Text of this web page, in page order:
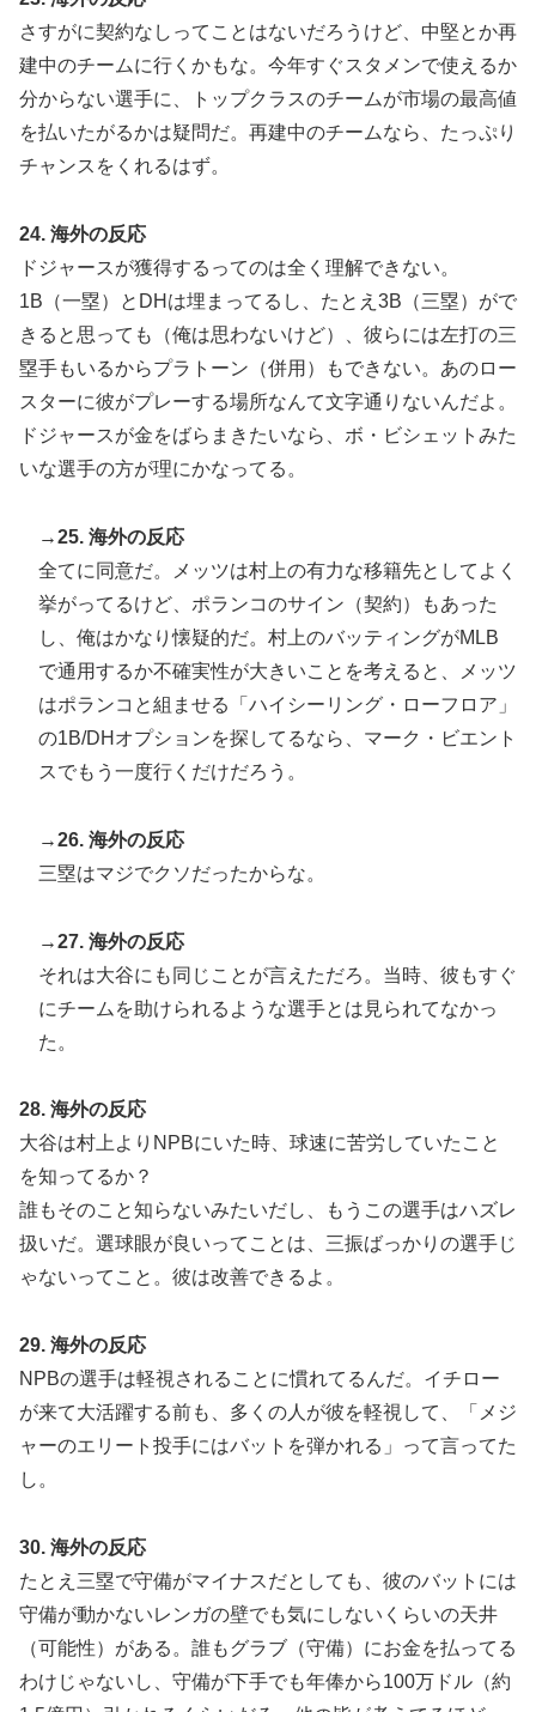
さすがに契約なしってことはないだろうけど、中堅とか再
建中のチームに行くかもな。今年すぐスタメンで使えるか
分からない選手に、トップクラスのチームが市場の最高値
を払いたがるかは疑問だ。再建中のチームなら、たっぷり
チャンスをくれるはず。
24. 海外の反応
ドジャースが獲得するってのは全く理解できない。
1B（一塁）とDHは埋まってるし、たとえ3B（三塁）がで
きると思っても（俺は思わないけど）、彼らには左打の三
塁手もいるからプラトーン（併用）もできない。あのロー
スターに彼がプレーする場所なんて文字通りないんだよ。
ドジャースが金をばらまきたいなら、ボ・ビシェットみた
いな選手の方が理にかなってる。
→25. 海外の反応
全てに同意だ。メッツは村上の有力な移籍先としてよく
挙がってるけど、ポランコのサイン（契約）もあった
し、俺はかなり懐疑的だ。村上のバッティングがMLB
で通用するか不確実性が大きいことを考えると、メッツ
はポランコと組ませる「ハイシーリング・ローフロア」
の1B/DHオプションを探してるなら、マーク・ビエント
スでもう一度行くだけだろう。
→26. 海外の反応
三塁はマジでクソだったからな。
→27. 海外の反応
それは大谷にも同じことが言えただろ。当時、彼もすぐ
にチームを助けられるような選手とは見られてなかっ
た。
28. 海外の反応
大谷は村上よりNPBにいた時、球速に苦労していたこと
を知ってるか？
誰もそのこと知らないみたいだし、もうこの選手はハズレ
扱いだ。選球眼が良いってことは、三振ばっかりの選手じ
ゃないってこと。彼は改善できるよ。
29. 海外の反応
NPBの選手は軽視されることに慣れてるんだ。イチロー
が来て大活躍する前も、多くの人が彼を軽視して、「メジ
ャーのエリート投手にはバットを弾かれる」って言ってた
し。
30. 海外の反応
たとえ三塁で守備がマイナスだとしても、彼のバットには
守備が動かないレンガの壁でも気にしないくらいの天井
（可能性）がある。誰もグラブ（守備）にお金を払ってる
わけじゃないし、守備が下手でも年俸から100万ドル（約